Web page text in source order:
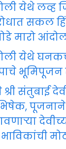
येथे लव्ह
सकल
मारो
येथे
संतुबाई
पूजनाने